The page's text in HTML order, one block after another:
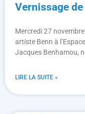
Vernissage de
Mercredi 27
artiste Benn à
Jacques Benhamou,
LIRE LA SUITE »